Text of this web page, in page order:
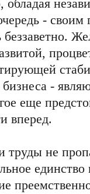
обладая
-
-
еще
вперед.
труды не